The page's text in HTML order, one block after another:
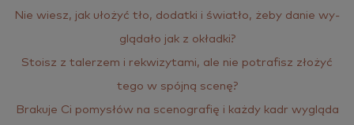
Nie wiesz, jak uło­żyć tło, do­dat­ki i świa­tło, żeby danie wy­
glą­da­ło jak z okład­ki?
Sto­isz z ta­le­rzem i re­kwi­zy­ta­mi, ale nie po­tra­fisz zło­żyć
tego w spój­ną scenę?
Bra­ku­je Ci po­my­słów na sce­no­gra­fię i każdy kadr wy­glą­da